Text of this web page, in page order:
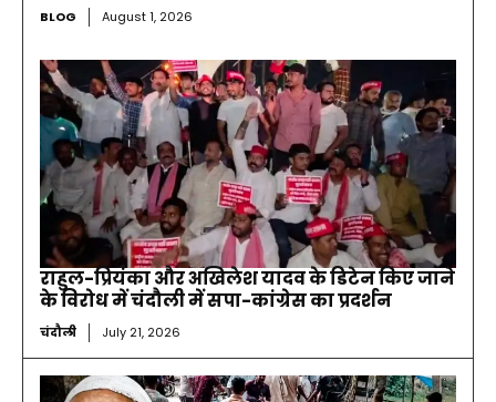
BLOG August 1, 2026
राहुल-प्रियंका और अखिलेश यादव के डिटेन किए जाने
के विरोध में चंदौली में सपा-कांग्रेस का प्रदर्शन
चंदौली July 21, 2026